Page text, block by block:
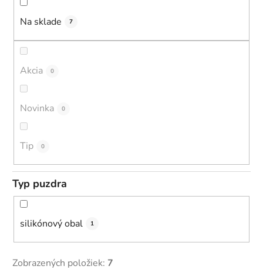
Na sklade 7
Akcia 0
Novinka 0
Tip 0
Typ puzdra
silikónový obal 1
Zobrazených položiek: 7